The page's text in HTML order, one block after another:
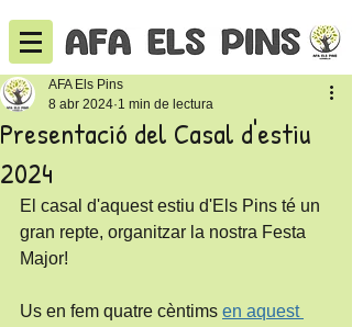
Presentació del Casal d'estiu
2024
AFA Els Pins
8 abr 2024 1 min de lectura
El casal d'aquest estiu d'Els Pins té un
gran repte, organitzar la nostra Festa
Major!
Us en fem quatre cèntims en aquest